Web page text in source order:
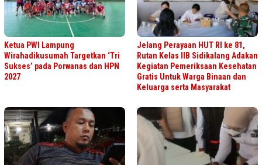
Ketua PWI Lampung
Wirahadikusumah Targetkan ‘Tri
Sukses’ pada Porwanas dan HPN
2027
Jelang Perayaan HUT RI ke 81,
Rutan Kelas IIB Sidikalang Adakan
Kegiatan Pemeriksaan Kesehatan
Gratis Untuk Warga Binaan dan
Keluarga serta Masyarakat